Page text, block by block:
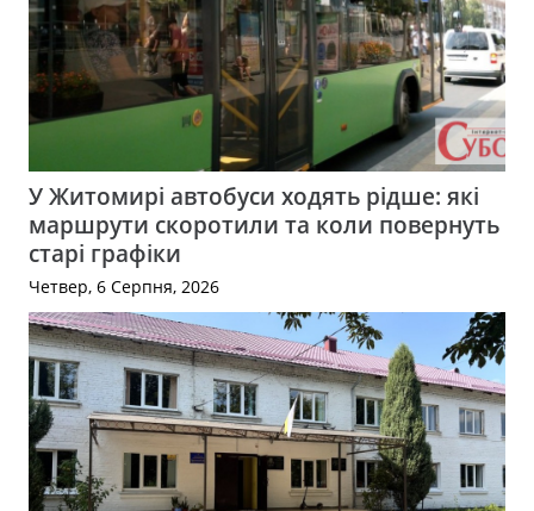
У Житомирі автобуси ходять рідше: які
маршрути скоротили та коли повернуть
старі графіки
Четвер, 6 Серпня, 2026